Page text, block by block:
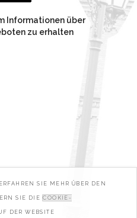
Informationen über
zu erhalten
SIE MEHR ÜBER DEN
SIE DIE COOKIE-
DER WEBSITE